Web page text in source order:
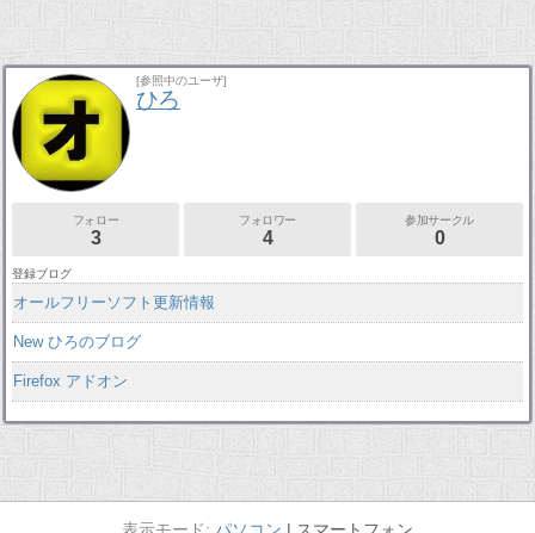
[参照中のユーザ]
ひろ
フォロー
3
フォロワー
4
参加サークル
0
登録ブログ
オールフリーソフト更新情報
New ひろのブログ
Firefox アドオン